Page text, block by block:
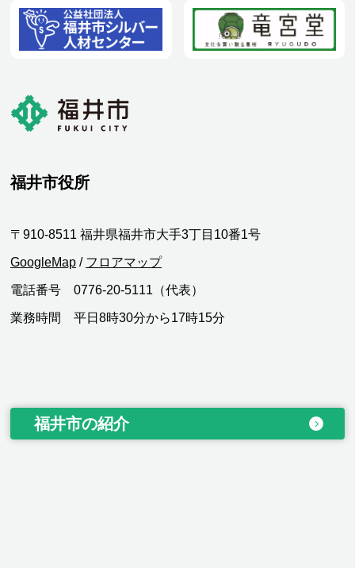
福井市役所
〒910-8511 福井県福井市大手3丁目10番1号
GoogleMap / フロアマップ
電話番号 0776-20-5111（代表）
業務時間 平日8時30分から17時15分
福井市の紹介